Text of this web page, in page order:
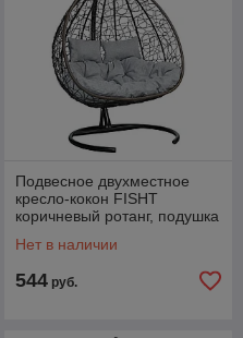
Подвесное двухместное
кресло-кокон FISHT
коричневый ротанг, подушка
Нет в наличии
544 руб.